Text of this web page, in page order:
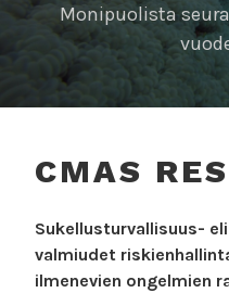
Monipuolista
CMAS
Sukellusturvallisuus-
valmiudet
ilmenevien ongelmien